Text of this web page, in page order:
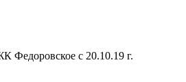
Федоровское с 20.10.19 г.